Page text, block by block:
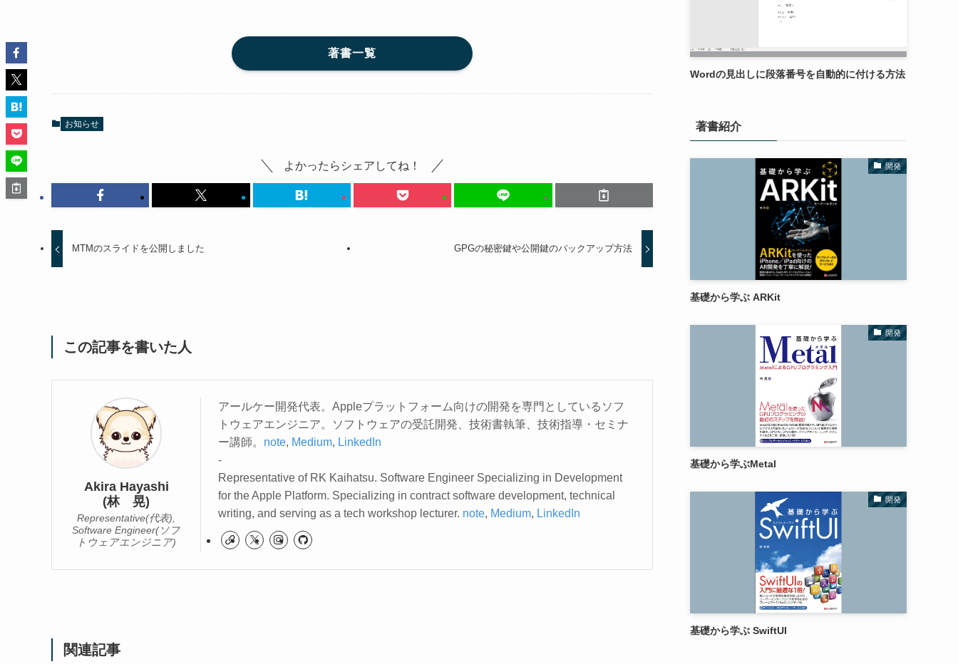
著書一覧
お知らせ
よかったらシェアしてね！
MTMのスライドを公開しました GPGの秘密鍵や公開鍵のバックアップ方法
この記事を書いた人
Akira Hayashi
(林 晃)
Representative(代表),
Software Engineer(ソフ
トウェアエンジニア)
アールケー開発代表。Appleプラットフォーム向けの開発を専門としているソフ
トウェアエンジニア。ソフトウェアの受託開発、技術書執筆、技術指導・セミナ
ー講師。 note, Medium, LinkedIn
-
Representative of RK Kaihatsu. Software Engineer Specializing in Development
for the Apple Platform. Specializing in contract software development, technical
writing, and serving as a tech workshop lecturer. note, Medium, LinkedIn
関連記事
Wordの見出しに段落番号を自動的に付ける方法
著書紹介
開発
基礎から学ぶ ARKit
開発
基礎から学ぶMetal
開発
基礎から学ぶ SwiftUI